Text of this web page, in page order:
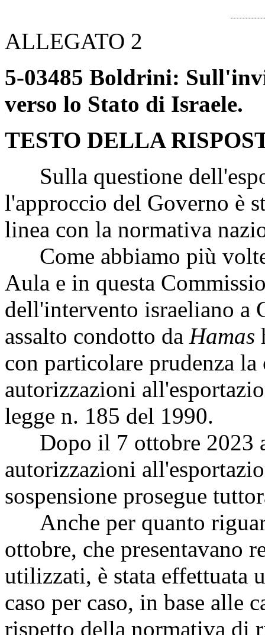
ALLEGATO 2
5-03485 Boldrini:
verso lo Stato di Israele.
TESTO DELLA
Sulla questione
l'approccio del Governo è
linea con la normativa
Come abbiamo più
Aula e in questa
dell'intervento israeliano a
assalto condotto da Hamas
con particolare prudenza
autorizzazioni
legge n. 185 del 1990.
Dopo il 7 ottobre 2023
autorizzazioni
sospensione prosegue
Anche per quanto
ottobre, che presentavano
utilizzati, è stata effettuata
caso per caso, in base alle
rispetto della normativa di